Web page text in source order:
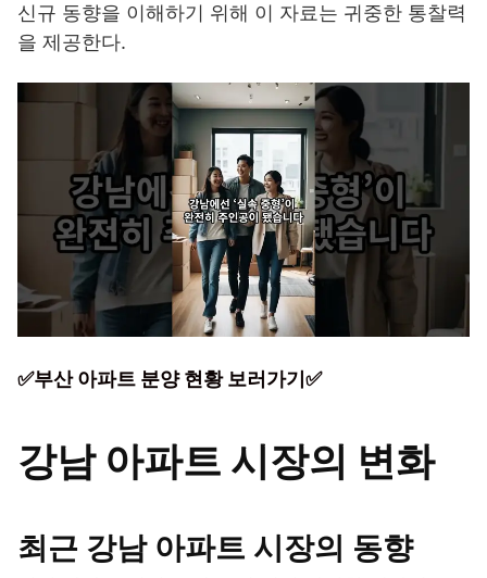
신규 동향을 이해하기 위해 이 자료는 귀중한 통찰력
을 제공한다.
✅부산 아파트 분양 현황 보러가기✅
강남 아파트 시장의 변화
최근 강남 아파트 시장의 동향